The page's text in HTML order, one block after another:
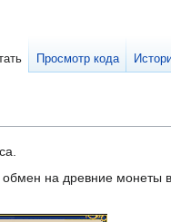
на древние монеты
Просмотр кода